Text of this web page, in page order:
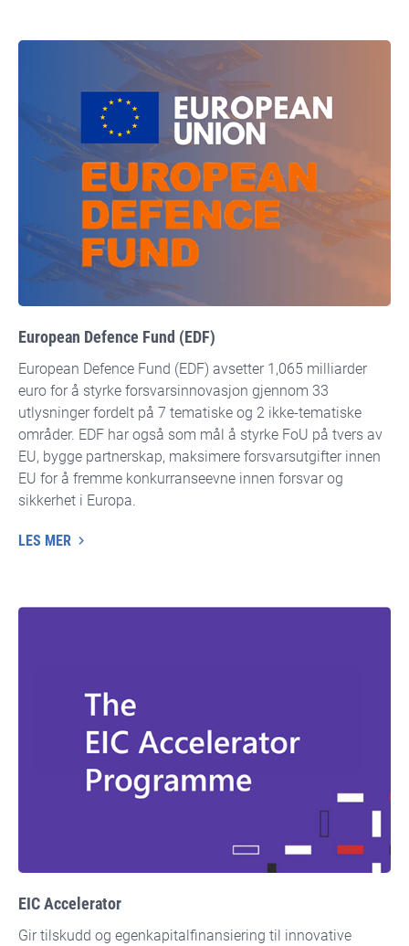
European Defence Fund (EDF)
European Defence Fund (EDF) avsetter 1,065 milliarder
euro for å styrke forsvarsinnovasjon gjennom 33
utlysninger fordelt på 7 tematiske og 2 ikke-tematiske
områder. EDF har også som mål å styrke FoU på tvers av
EU, bygge partnerskap, maksimere forsvarsutgifter innen
EU for å fremme konkurranseevne innen forsvar og
sikkerhet i Europa.
LES MER
EIC Accelerator
Gir tilskudd og egenkapitalfinansiering til innovative